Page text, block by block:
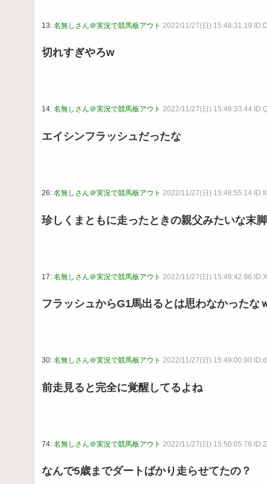
13: 名無しさん＠実況で競馬板アウト 2022/11/27(日) 15:48:31.19
切れすぎやろw
14: 名無しさん＠実況で競馬板アウト 2022/11/27(日) 15:48:33.44
エイシンフラッシュだったな
26: 名無しさん＠実況で競馬板アウト 2022/11/27(日) 15:48:55.14
珍しくまともに走ったときの親父みたいな末
17: 名無しさん＠実況で競馬板アウト 2022/11/27(日) 15:48:42.96
フラッシュからG1馬出るとは思わなかったな
30: 名無しさん＠実況で競馬板アウト 2022/11/27(日) 15:49:00.90
前走見ると完全に覚醒してるよね
74: 名無しさん＠実況で競馬板アウト 2022/11/27(日) 15:50:05.76
なんで5歳までダートばかり走らせてたの？